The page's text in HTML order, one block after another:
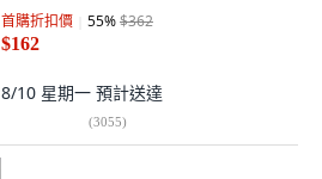
首購折扣價 55%$362
$162
8/10 星期一 預計送達
(3055)